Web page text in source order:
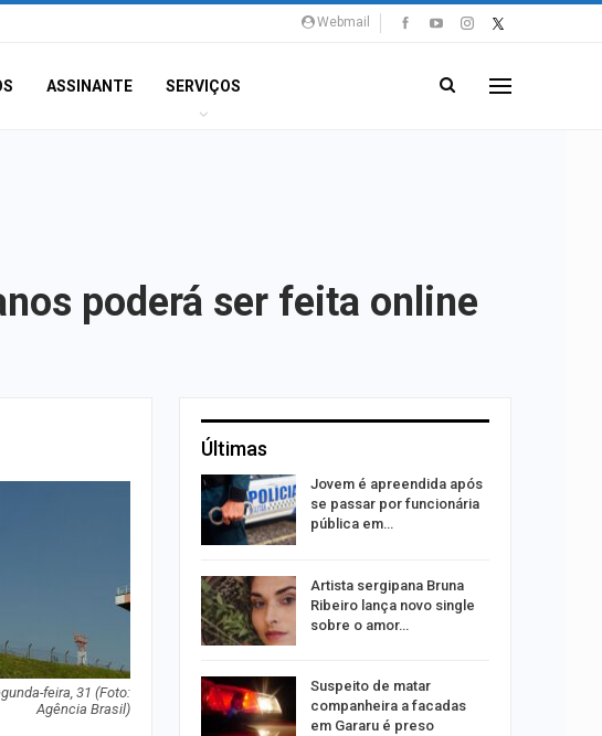
Webmail
ASSINANTE SERVIÇOS
poderá ser feita online
feira, 31 (Foto:
Agência Brasil)
Últimas
cria conselho para
Homem fica preso às
ferragens após colisão
recebe
espetáculo da Patrulha
Jovem é apreendida após
se passar por funcionária
pública em…
Artista sergipana Bruna
Ribeiro lança novo single
sobre o amor…
Suspeito de matar
companheira a facadas
em Gararu é preso